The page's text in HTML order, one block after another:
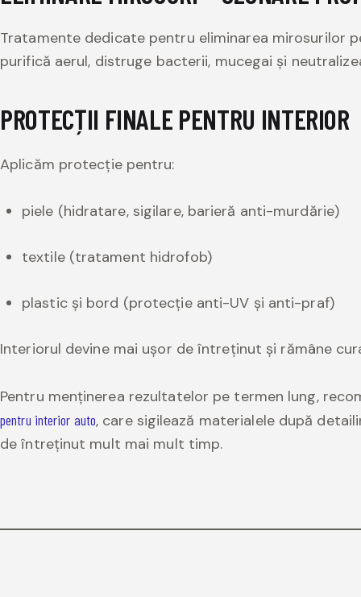
Tratamente dedicate pentru eliminarea mirosurilor
purifică aerul, distruge bacterii, mucegai și
PROTECȚII FINALE PENTRU INTERIOR
Aplicăm protecție pentru:
piele (hidratare, sigilare, barieră anti-murdărie)
textile (tratament hidrofob)
plastic și bord (protecție anti-UV și anti-praf)
Interiorul devine mai ușor de întreținut și rămâne
Pentru menținerea rezultatelor pe termen lung,
pentru interior auto, care sigilează materialele după
de întreținut mult mai mult timp.